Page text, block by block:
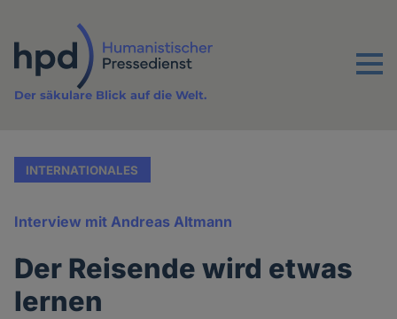
Inhalt
Menu
Der säkulare Blick auf die Welt.
INTERNATIONALES
Interview mit Andreas Altmann
Der Reisende wird etwas
lernen